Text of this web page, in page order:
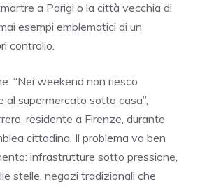
a Parigi o la città vecchia di
esempi emblematici di un
controllo.
“Nei weekend non riesco
al supermercato sotto casa”,
residente a Firenze, durante
cittadina. Il problema va ben
infrastrutture sotto pressione,
stelle, negozi tradizionali che